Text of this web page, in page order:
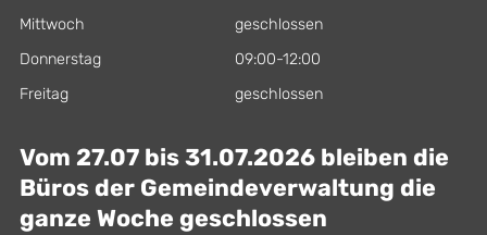
Mittwoch
geschlossen
Donnerstag
09:00-12:00
Freitag
geschlossen
Vom 27.07 bis 31.07.2026 bleiben die
Büros der Gemeindeverwaltung die
ganze Woche geschlossen